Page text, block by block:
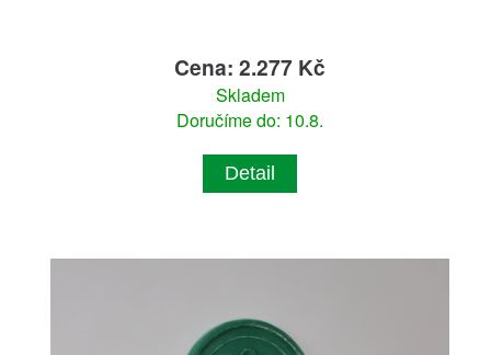
Cena: 2.277 Kč
Skladem
Doručíme do: 10.8.
Detail